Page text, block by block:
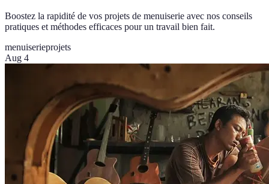
Boostez la rapidité de vos projets de menuiserie avec nos conseils
pratiques et méthodes efficaces pour un travail bien fait.
menuiserieprojets
Aug 4